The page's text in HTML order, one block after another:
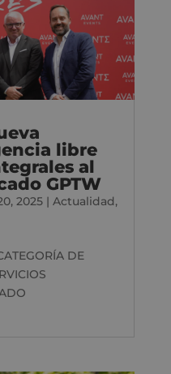
libre
al
GPTW
2025| Actualidad,
DE